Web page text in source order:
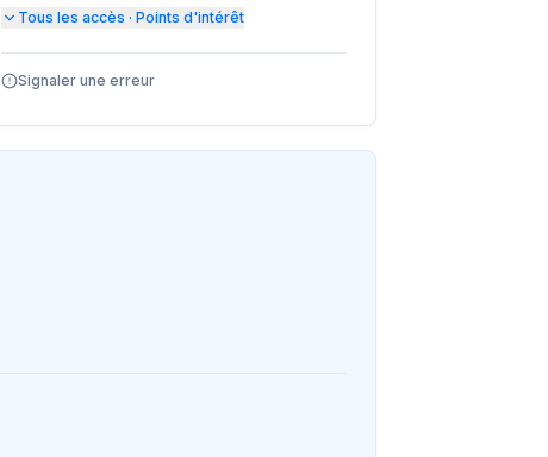
Tous les accès · Points d'intérêt
Signaler une erreur